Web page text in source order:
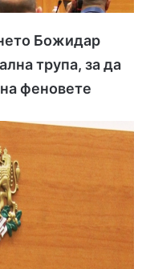
Божидар
трупа, за да
феновете